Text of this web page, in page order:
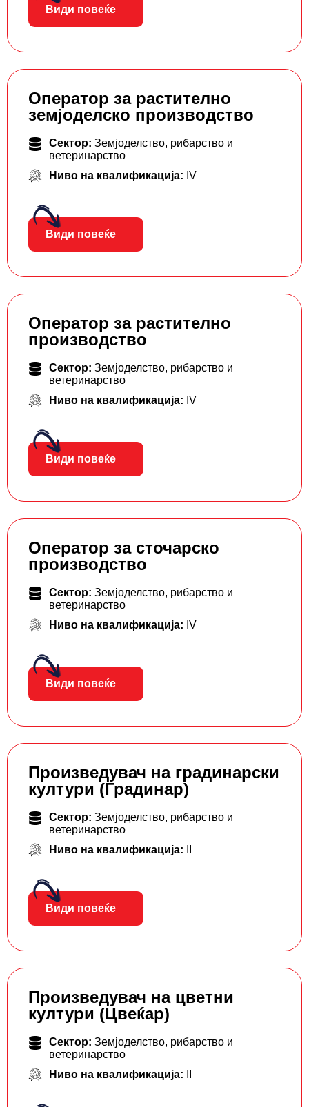
Види повеќе
Оператор за растително
земјоделско производство
Сектор: Земјоделство, рибарство и
ветеринарство
Ниво на квалификација: IV
Види повеќе
Оператор за растително
производство
Сектор: Земјоделство, рибарство и
ветеринарство
Ниво на квалификација: IV
Види повеќе
Оператор за сточарско
производство
Сектор: Земјоделство, рибарство и
ветеринарство
Ниво на квалификација: IV
Види повеќе
Произведувач на градинарски
култури (Градинар)
Сектор: Земјоделство, рибарство и
ветеринарство
Ниво на квалификација:
Види повеќе
Произведувач на цветни
култури (Цвеќар)
Сектор: Земјоделство, рибарство и
ветеринарство
Ниво на квалификација: